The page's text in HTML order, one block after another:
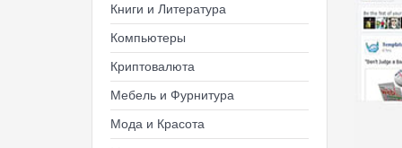
Книги и Литература
Компьютеры
Криптовалюта
Мебель и Фурнитура
Мода и Красота